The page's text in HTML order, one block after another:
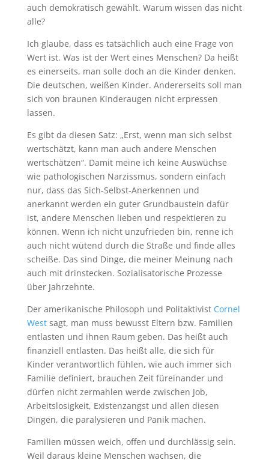
auch demokratisch gewählt. Warum wissen das nicht
alle?
Ich glaube, dass es tatsächlich auch eine Frage von
Wert ist. Was ist der Wert eines Menschen? Da heißt
es einerseits, man solle doch an die Kinder denken.
Die deutschen, weißen Kinder. Andererseits soll man
sich von braunen Kinderaugen nicht erpressen
lassen.
Es gibt da diesen Satz: „Erst, wenn man sich selbst
wertschätzt, kann man auch andere Menschen
wertschätzen“. Damit meine ich keine Auswüchse
wie pathologischen Narzissmus, sondern einfach
nur, dass das Sich-Selbst-Anerkennen und
anerkannt werden ein guter Grundbaustein dafür
ist, andere Menschen lieben und respektieren zu
können. Wenn ich nicht unzufrieden bin, renne ich
auch nicht wütend durch die Straße und finde alles
scheiße. Das sind Dinge, die meiner Meinung nach
auch mit drinstecken. Sozialisatorische Prozesse
über Jahrzehnte.
Der amerikanische Philosoph und Politaktivist Cornel
Westsagt, man muss bewusst Eltern bzw. Familien
entlasten und ihnen Raum geben. Das heißt auch
finanziell entlasten. Das heißt alle, die sich für
Kinder verantwortlich fühlen, wie auch immer sich
Familie definiert, brauchen Zeit füreinander und
dürfen nicht zermahlen werde zwischen Job,
Arbeitslosigkeit, Existenzangst und allen diesen
Dingen, die paralysieren und Panik machen.
Familien müssen weich, offen und durchlässig sein.
Weil daraus kleine Menschen wachsen, die